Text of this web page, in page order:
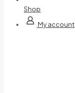
Shop
My account